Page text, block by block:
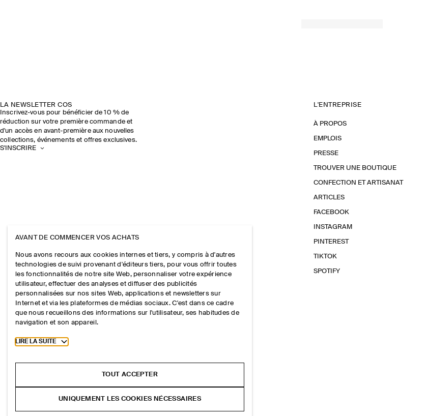
LA NEWSLETTER COS
Inscrivez-vous pour bénéficier de 10 % de
réduction sur votre première commande et
d'un accès en avant-première aux nouvelles
collections, événements et offres exclusives.
S'INSCRIRE
L'ENTREPRISE
À PROPOS
EMPLOIS
PRESSE
TROUVER UNE BOUTIQUE
CONFECTION ET ARTISANAT
ARTICLES
FACEBOOK
INSTAGRAM
PINTEREST
TIKTOK
SPOTIFY
AVANT DE COMMENCER VOS ACHATS
Nous avons recours aux cookies internes et tiers, y compris à d'autres
technologies de suivi provenant d'éditeurs tiers, pour vous offrir toutes
les fonctionnalités de notre site Web, personnaliser votre expérience
utilisateur, effectuer des analyses et diffuser des publicités
personnalisées sur nos sites Web, applications et newsletters sur
Internet et via les plateformes de médias sociaux. C'est dans ce cadre
que nous recueillons des informations sur l'utilisateur, ses habitudes de
navigation et son appareil.
Toggle more cookie information
LIRE LA SUITE
TOUT ACCEPTER
UNIQUEMENT LES COOKIES NÉCESSAIRES